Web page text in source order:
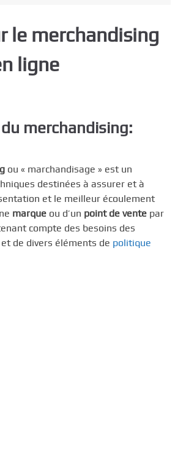
le merchandising
ligne
merchandising:
ou « marchandisage » est un
destinées à assurer et à
et le meilleur écoulement
marque ou d’un point de vente par
compte des besoins des
et de divers éléments de politique